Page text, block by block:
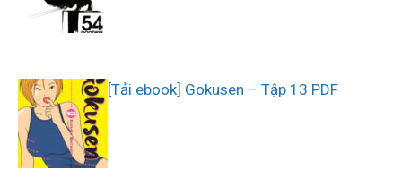
[Tải ebook] Gokusen – Tập 13 PDF